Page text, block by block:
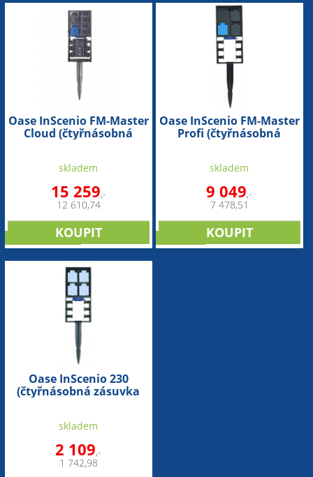
Oase InScenio FM-Master
Cloud (čtyřnásobná
doporučujeme
skladem
15 259,-
12 610,74
Oase InScenio FM-Master
Profi (čtyřnásobná
regulovatelná
ovladačem)
skladem
9 049,-
7 478,51
Oase InScenio 230
(čtyřnásobná zásuvka
skladem
2 109,-
1 742,98